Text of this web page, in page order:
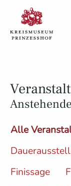
Alle
Finissage